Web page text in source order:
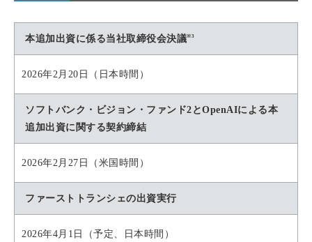
本追加出資に係る当社取締役会決議※3
2026年2月20日（日本時間）
ソフトバンク・ビジョン・ファンド2とOpenAIによる本
追加出資に関する契約締結
2026年2月27日（米国時間）
ファーストトランシェの出資実行
2026年4月1日（予定、日本時間）